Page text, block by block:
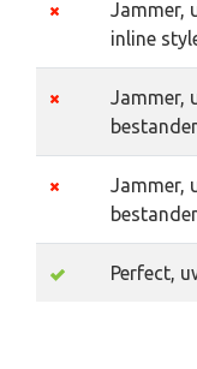
Jammer,
inline
Jammer,
Jammer,
Perfect,